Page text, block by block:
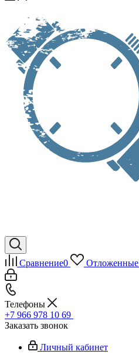
Сравнение0 Отложенные
Телефоны
+7 966 978 10 69
Заказать звонок
Личный кабинет